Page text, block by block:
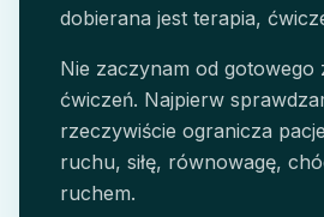
dobierana jest terapia,
Nie zaczynam od gotowego
ćwiczeń. Najpierw
rzeczywiście ogranicza
ruchu, siłę, równowagę,
ruchem.